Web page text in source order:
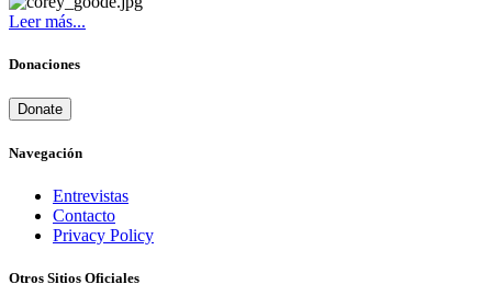
Leer más...
Donaciones
Donate
Navegación
Entrevistas
Contacto
Privacy Policy
Otros Sitios Oficiales